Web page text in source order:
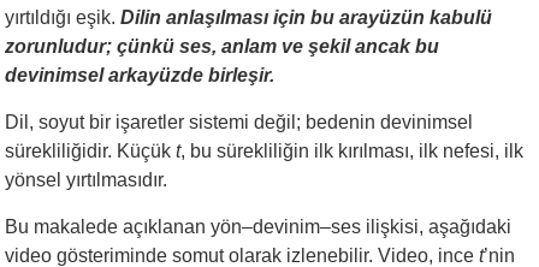
yırtıldığı eşik.Dilin anlaşılması için bu arayüzün kabulü
zorunludur; çünkü ses, anlam ve şekil ancak bu
devinimsel arkayüzde birleşir.
Dil, soyut bir işaretler sistemi değil; bedenin devinimsel
sürekliliğidir. Küçükt, bu sürekliliğin ilk kırılması, ilk nefesi, ilk
yönsel yırtılmasıdır.
Bu makalede açıklanan yön–devinim–ses ilişkisi, aşağıdaki
video gösteriminde somut olarak izlenebilir. Video, incet’nin